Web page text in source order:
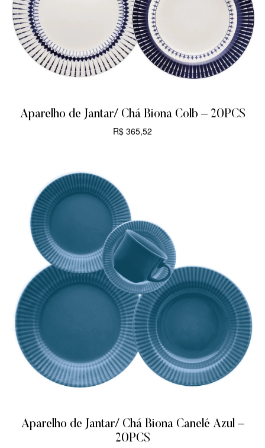
Aparelho de Jantar/ Chá Biona Colb – 20PCS
R$ 365,52
Aparelho de Jantar/ Chá Biona Canelé Azul –
20PCS